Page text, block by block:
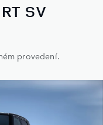
SV
provedení.